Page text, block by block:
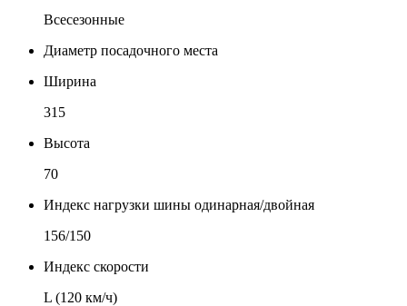
Всесезонные
Диаметр посадочного места
Ширина
315
Высота
70
Индекс нагрузки шины одинарная/двойная
156/150
Индекс скорости
L (120 км/ч)